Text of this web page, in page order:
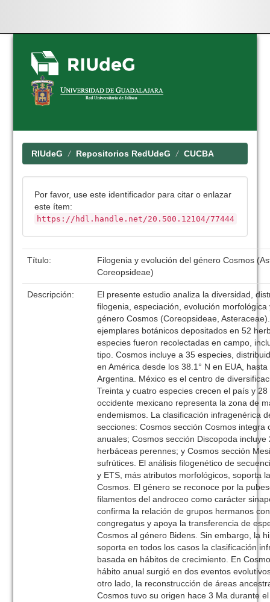
Skip
navigation
RIUdeG Repositorios RedUdeG CUCBA
Por favor, use este identificador para citar o enlazar
este ítem:
https://hdl.handle.net/20.500.12104/77444
Título:
Filogenia y evolución del género Cosmos
Coreopsideae)
Descripción:
El presente estudio analiza la diversidad,
filogenia, especiación, evolución
género Cosmos (Coreopsideae,
ejemplares botánicos depositados en 52
especies fueron recolectadas en campo,
tipo. Cosmos incluye a 35 especies,
en América desde los 38.1° N en EUA,
Argentina. México es el centro de
Treinta y cuatro especies crecen el país y
occidente mexicano representa la zona de
endemismos. La clasificación infragenérica
secciones: Cosmos sección Cosmos integra
anuales; Cosmos sección Discopoda incluye
herbáceas perennes; y Cosmos sección
sufrútices. El análisis filogenético de
y ETS, más atributos morfológicos, soporta
Cosmos. El género se reconoce por la
filamentos del androceo como carácter
confirma la relación de grupos hermanos
congregatus y apoya la transferencia de
Cosmos al género Bidens. Sin embargo, la
soporta en todos los casos la clasificación
basada en hábitos de crecimiento. En
hábito anual surgió en dos eventos
otro lado, la reconstrucción de áreas
Cosmos tuvo su origen hace 3 Ma durante